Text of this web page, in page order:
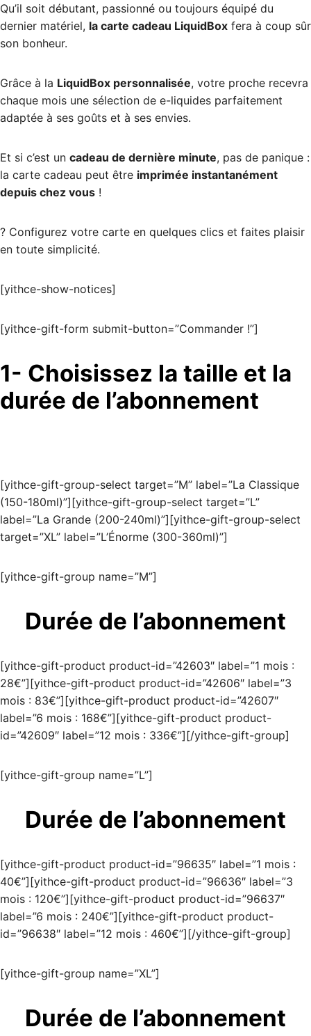
Qu’il soit débutant, passionné ou toujours équipé du
dernier matériel, la carte cadeau LiquidBox fera à coup sûr
son bonheur.
Grâce à la LiquidBox personnalisée, votre proche recevra
chaque mois une sélection de e-liquides parfaitement
adaptée à ses goûts et à ses envies.
Et si c’est un cadeau de dernière minute, pas de panique :
la carte cadeau peut être imprimée instantanément
depuis chez vous !
? Configurez votre carte en quelques clics et faites plaisir
en toute simplicité.
[yithce-show-notices]
[yithce-gift-form submit-button=”Commander !”]
1- Choisissez la taille et la
durée de l’abonnement
[yithce-gift-group-select target=”M” label=”La Classique
(150-180ml)”][yithce-gift-group-select target=”L”
label=”La Grande (200-240ml)”][yithce-gift-group-select
target=”XL” label=”L’Énorme (300-360ml)”]
[yithce-gift-group name=”M”]
Durée de l’abonnement
[yithce-gift-product product-id=”42603″ label=”1 mois :
28€”][yithce-gift-product product-id=”42606″ label=”3
mois : 83€”][yithce-gift-product product-id=”42607″
label=”6 mois : 168€”][yithce-gift-product product-
id=”42609″ label=”12 mois : 336€”][/yithce-gift-group]
[yithce-gift-group name=”L”]
Durée de l’abonnement
[yithce-gift-product product-id=”96635″ label=”1 mois :
40€”][yithce-gift-product product-id=”96636″ label=”3
mois : 120€”][yithce-gift-product product-id=”96637″
label=”6 mois : 240€”][yithce-gift-product product-
id=”96638″ label=”12 mois : 460€”][/yithce-gift-group]
[yithce-gift-group name=”XL”]
Durée de l’abonnement